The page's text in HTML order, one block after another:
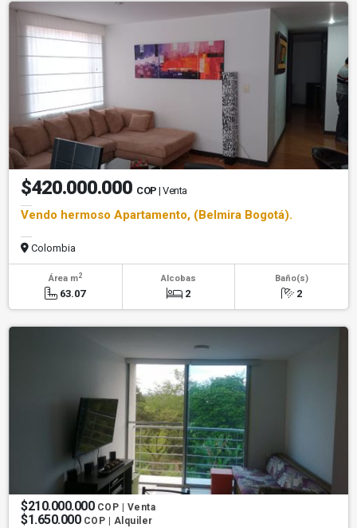
$420.000.000 COP | Venta
Vendo hermoso Apartamento, (Belmira Bogotá).
Colombia
Área m2
63.07
Alcobas
2
Baño(s)
2
$210.000.000 COP | Venta
$1.650.000 COP | Alquiler